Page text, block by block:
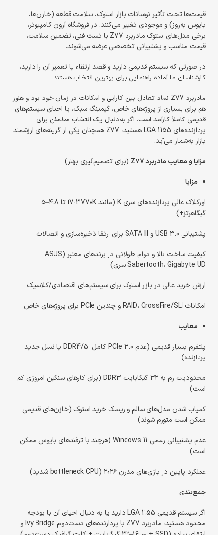
قیمت‌ها تحت تأثیر نوسانات بازار استوک، سلامت قطعه (خازن‌ها،
بایوس به‌روز) و موجودی تغییر می‌کنند. در فروشگاه آرون کامپیوتر،
برخی مدل‌های استوک مادربرد Z77 با تست فنی، تضمین سلامت،
قیمت مناسب و پشتیبانی تخصصی عرضه می‌شوند.
در صورتی که سیستم قدیمی دارید و قصد ارتقاء یا تعمیر آن را دارید،
کارشناسان ما آماده راهنمایی برای بهترین انتخاب هستند.
مادربرد Z77 نماد تعادل بین کارایی و امکانات در زمان خود بود و هنوز
هم برای بسیاری از پروژه‌های خاص، گیمینگ سبک، یا احیای سیستم‌های
قدیمی کاملاً کارآمد است. اگر به‌دنبال یک انتخاب مطمئن برای
پردازنده‌های LGA 1155 هستید، Z77 همچنان یکی از گزینه‌های ارزشمند
بازار به‌شمار می‌آید.
مزایا و معایب مادربرد Z77
(برای تصمیم‌گیری بهتر)
مزایا
اورکلاک عالی پردازنده‌های سری K (مانند i7-3770K تا ۴.۸–۵
گیگاهرتز+)
پشتیبانی USB 3.0 و SATA III برای ارتقا ذخیره‌سازی و اتصالات
کیفیت ساخت بالا و دوام طولانی در برندهای معتبر (ASUS
Sabertooth، Gigabyte UD سری)
ارزش خرید عالی در بازار استوک برای سیستم‌های اقتصادی/کلاسیک
امکانات RAID، CrossFire/SLI و چندین PCIe برای پروژه‌های خاص
معایب
پلتفرم بسیار قدیمی (عدم PCIe 3.0 کامل، DDR4/5 یا نسل جدید
پردازنده)
محدودیت رم به ۳۲ گیگابایت DDR3 (برای کارهای سنگین امروزی کم
است)
کمیاب شدن مدل‌های سالم و ریسک خرید استوک (خازن‌های قدیمی
ممکن است متورم شوند)
عدم پشتیبانی رسمی Windows 11 (هرچند با ترفندهای بایوس ممکن
است)
عملکرد پایین در بازی‌های مدرن ۲۰۲۶ (bottleneck CPU شدید)
جمع‌بندی
اگر سیستم قدیمی LGA 1155 دارید یا به دنبال احیای آن با بودجه
محدود هستید، مادربرد Z77 با پردازنده‌های دست‌دوم Ivy Bridge و